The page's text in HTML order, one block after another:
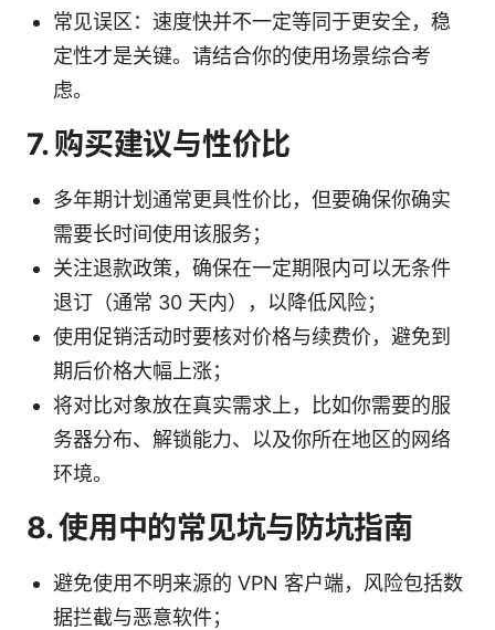
常见误区：速度快并不一定等同于更安全，稳
定性才是关键。请结合你的使用场景综合考
虑。
7. 购买建议与性价比
多年期计划通常更具性价比，但要确保你确实
需要长时间使用该服务；
关注退款政策，确保在一定期限内可以无条件
退订（通常 30 天内），以降低风险；
使用促销活动时要核对价格与续费价，避免到
期后价格大幅上涨；
将对比对象放在真实需求上，比如你需要的服
务器分布、解锁能力、以及你所在地区的网络
环境。
8. 使用中的常见坑与防坑指南
避免使用不明来源的 VPN 客户端，风险包括数
据拦截与恶意软件；